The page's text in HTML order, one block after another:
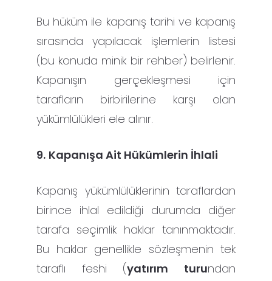
Bu hüküm ile kapanış tarihi ve kapanış
sırasında yapılacak işlemlerin listesi
(bu konuda minik bir rehber) belirlenir.
Kapanışın gerçekleşmesi için
tarafların birbirilerine karşı olan
yükümlülükleri ele alınır.
9. Kapanışa Ait Hükümlerin İhlali
Kapanış yükümlülüklerinin taraflardan
birince ihlal edildiği durumda diğer
tarafa seçimlik haklar tanınmaktadır.
Bu haklar genellikle sözleşmenin tek
taraflı feshi (yatırım turundan